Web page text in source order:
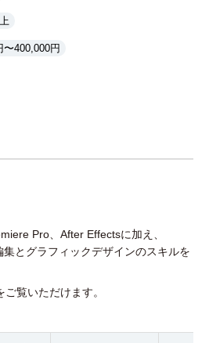
〜400,000円
Pro、After Effectsに加え、
とグラフィックデザインのスキルを
覧いただけます。